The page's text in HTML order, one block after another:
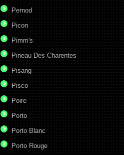
Pernod
Picon
Pimm's
Pineau Des Charentes
Pisang
Pisco
Poire
Porto
Porto Blanc
Porto Rouge